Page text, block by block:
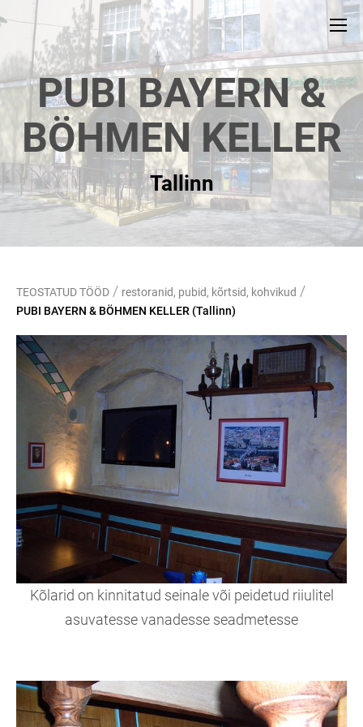
PUBI BAYERN &
BÖHMEN KELLER
Tallinn
TEOSTATUD TÖÖD / restoranid, pubid, kõrtsid, kohvikud /
PUBI BAYERN & BÖHMEN KELLER (Tallinn)
Kõlarid on kinnitatud seinale või peidetud riiulitel
asuvatesse vanadesse seadmetesse